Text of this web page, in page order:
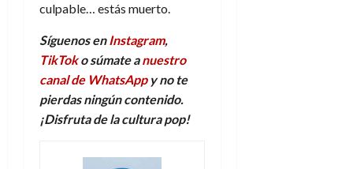
culpable… estás muerto.
Síguenos enInstagram,
TikToko súmate anuestro
canal de WhatsAppy no te
pierdas ningún contenido.
¡Disfruta de laculturapop!